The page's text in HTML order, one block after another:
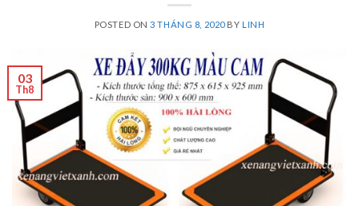
POSTED ON3 THÁNG 8, 2020BY LINH
03
Th8